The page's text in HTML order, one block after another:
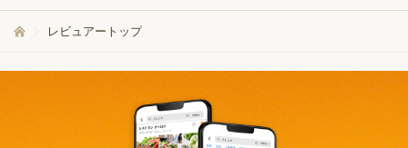
レビュアートップ